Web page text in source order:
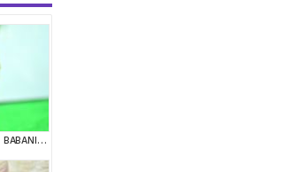
ŞAMPİYON ANNE VE BABANI YAVRUSU NY11 GOLDEN BRİTİSH SHORTHAİR YAVRUMUZ